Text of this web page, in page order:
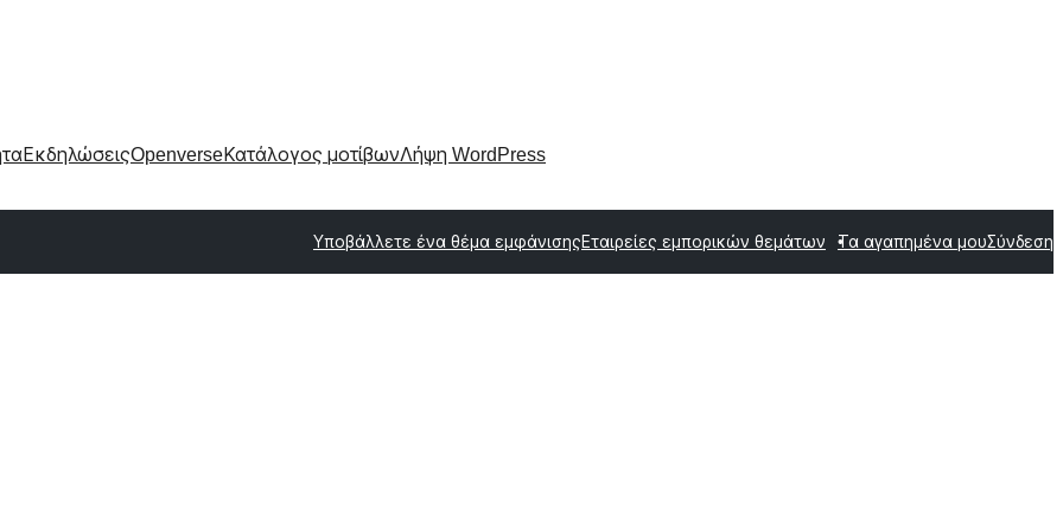
ΕκδηλώσειςOpenverseΚατάλογος μοτίβωνΛήψη WordPress
Υποβάλλετε ένα θέμα εμφάνισηςΕταιρείες εμπορικών θεμάτων Τα αγαπημένα μουΣύνδεση